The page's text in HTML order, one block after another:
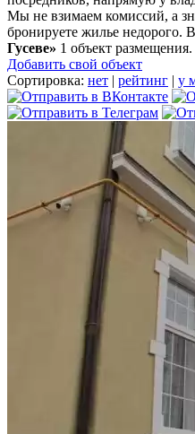
Мы не взимаем комиссий, а
бронируете жилье недорого.
Гусеве» 1 объект размещения.
Добавить свой объект
Сортировка: нет | рейтинг | у